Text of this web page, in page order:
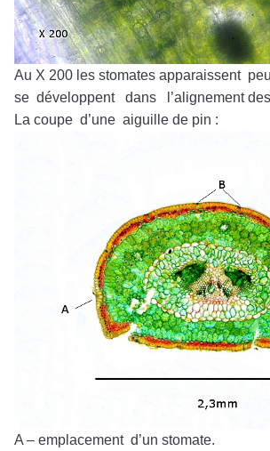
Au X 200 les stomates apparaissent
se développent dans l’alignement
La coupe d’une aiguille de pin :
A – emplacement d’un stomate.